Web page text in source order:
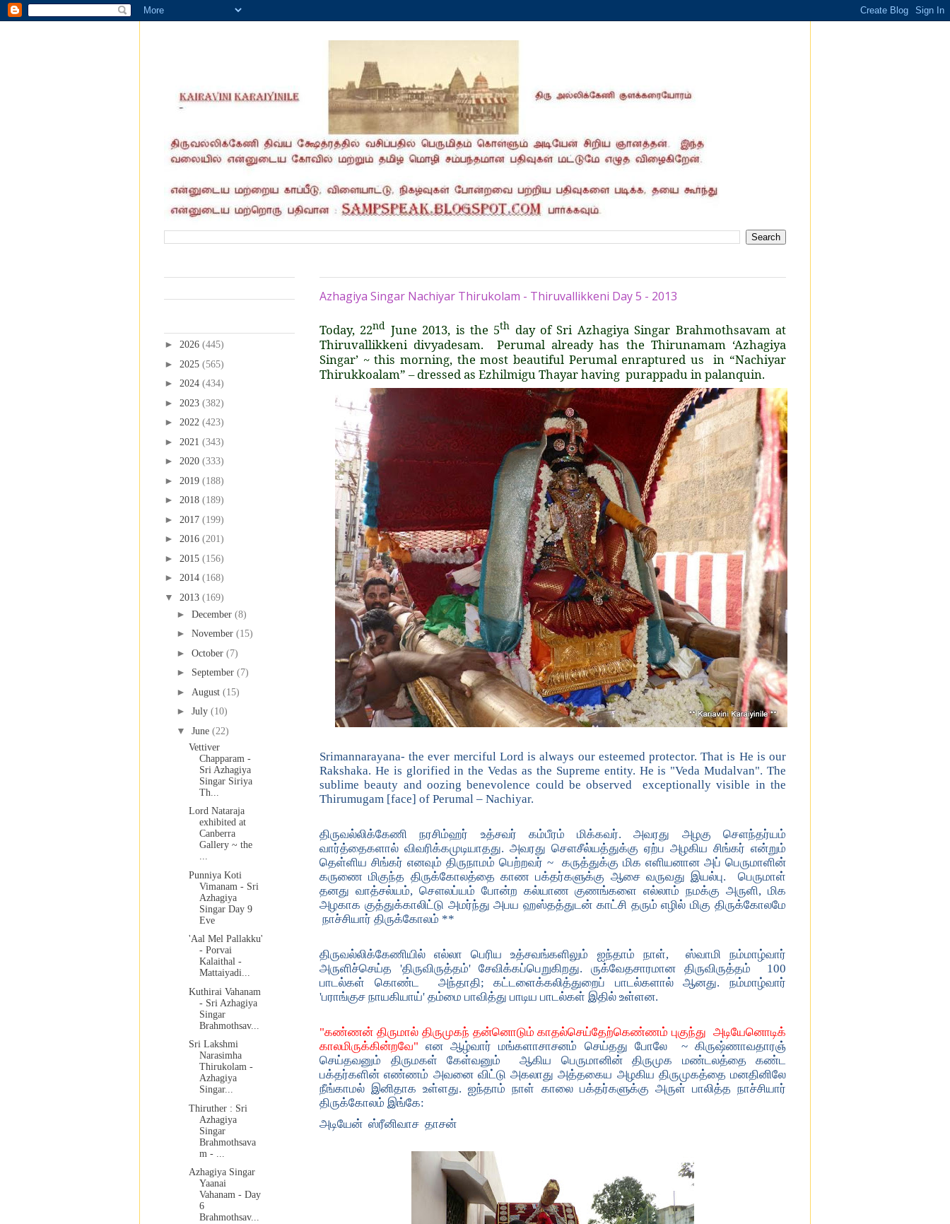
Azhagiya Singar Nachiyar Thirukolam - Thiruvallikkeni Day 5 - 2013
Today, 22nd June 2013, is the 5th day of Sri Azhagiya Singar Brahmothsavam at
Thiruvallikkeni divyadesam. Perumal already has the Thirunamam ‘Azhagiya
Singar’ ~ this morning, the most beautiful Perumal enraptured us in “Nachiyar
Thirukkoalam” – dressed as Ezhilmigu Thayar having purappadu in palanquin.
Srimannarayana- the ever merciful Lord is always our esteemed protector. That is He is our
Rakshaka. He is glorified in the Vedas as the Supreme entity. He is "Veda Mudalvan". The
sublime beauty and oozing benevolence could be observed exceptionally visible in the
Thirumugam [face] of Perumal – Nachiyar.
திருவல்லிக்கேணி நரசிம்ஹர் உத்சவர் கம்பீரம் மிக்கவர். அவரது அழகு சௌந்தர்யம்
வார்த்தைகளால் விவரிக்கமுடியாதது. அவரது சௌசீல்யத்துக்கு ஏற்ப அழகிய சிங்கர் என்றும்
தெள்ளிய சிங்கர் எனவும் திருநாமம் பெற்றவர் ~ கருத்துக்கு மிக எளியனான அப் பெருமாளின்
கருணை மிகுந்த திருக்கோலத்தை காண பக்தர்களுக்கு ஆசை வருவது இயல்பு. பெருமாள்
தனது வாத்சல்யம், சௌலப்யம் போன்ற கல்யாண குணங்களை எல்லாம் நமக்கு அருளி, மிக
அழகாக குத்துக்காலிட்டு அமர்ந்து அபய ஹஸ்தத்துடன் காட்சி தரும் எழில் மிகு திருக்கோலமே
நாச்சியார் திருக்கோலம் **
திருவல்லிக்கேணியில் எல்லா பெரிய உத்சவங்களிலும் ஐந்தாம் நாள், ஸ்வாமி நம்மாழ்வார்
அருளிச்செய்த 'திருவிருத்தம்' சேவிக்கப்பெறுகிறது. ருக்வேதசாரமான திருவிருத்தம் 100
பாடல்கள் கொண்ட அந்தாதி; கட்டளைக்கலித்துறைப் பாடல்களால் ஆனது. நம்மாழ்வார்
'பராங்குச நாயகியாய்' தம்மை பாவித்து பாடிய பாடல்கள் இதில் உள்ளன.
"கண்ணன் திருமால் திருமுகந் தன்னொடும் காதல்செய்தேற்கெண்ணம் புகுந்து அடியேனொடிக்
காலமிருக்கின்றவே" என ஆழ்வார் மங்களாசாசனம் செய்தது போலே ~ கிருஷ்ணாவதாரஞ்
செய்தவனும் திருமகள் கேள்வனும் ஆகிய பெருமானின் திருமுக மண்டலத்தை கண்ட
பக்தர்களின் எண்ணம் அவனை விட்டு அகலாது அத்தகைய அழகிய திருமுகத்தை மனதினிலே
நீங்காமல் இனிதாக உள்ளது. ஐந்தாம் நாள் காலை பக்தர்களுக்கு அருள் பாலித்த நாச்சியார்
திருக்கோலம் இங்கே:
அடியேன் ஸ்ரீனிவாச தாசன்
► 2026 (445)
► 2025 (565)
► 2024 (434)
► 2023 (382)
► 2022 (423)
► 2021 (343)
► 2020 (333)
► 2019 (188)
► 2018 (189)
► 2017 (199)
► 2016 (201)
► 2015 (156)
► 2014 (168)
▼ 2013 (169)
► December (8)
► November (15)
► October (7)
► September (7)
► August (15)
► July (10)
▼ June (22)
Vettiver
Chapparam -
Sri Azhagiya
Singar Siriya
Th...
Lord Nataraja
exhibited at
Canberra
Gallery ~ the
...
Punniya Koti
Vimanam - Sri
Azhagiya
Singar Day 9
Eve
'Aal Mel Pallakku'
- Porvai
Kalaithal -
Mattaiyadi...
Kuthirai Vahanam
- Sri Azhagiya
Singar
Brahmothsav...
Sri Lakshmi
Narasimha
Thirukolam -
Azhagiya
Singar...
Thiruther : Sri
Azhagiya
Singar
Brahmothsava
m - ...
Azhagiya Singar
Yaanai
Vahanam - Day
6
Brahmothsav...